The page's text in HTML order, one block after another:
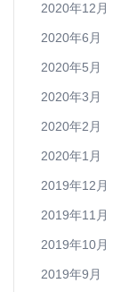
2020年12月
2020年6月
2020年5月
2020年3月
2020年2月
2020年1月
2019年12月
2019年11月
2019年10月
2019年9月